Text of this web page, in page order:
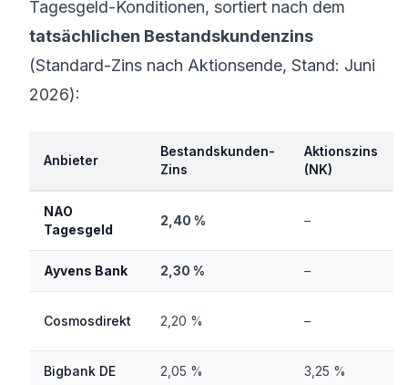
Tagesgeld-Konditionen, sortiert nach dem
tatsächlichen Bestandskundenzins
(Standard-Zins nach Aktionsende, Stand: Juni
2026):
Anbieter
Bestandskunden-
Zins
Aktionszins
(NK)
NAO
Tagesgeld
2,40 % –
Ayvens Bank 2,30 % –
Cosmosdirekt 2,20 % –
Bigbank DE 2,05 % 3,25 %